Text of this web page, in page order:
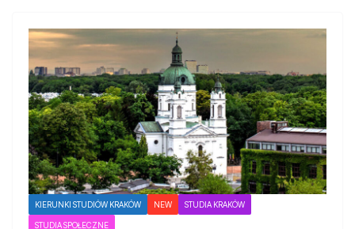
KIERUNKI STUDIÓW KRAKÓW NEW STUDIA KRAKÓW
STUDIA SPOŁECZNE